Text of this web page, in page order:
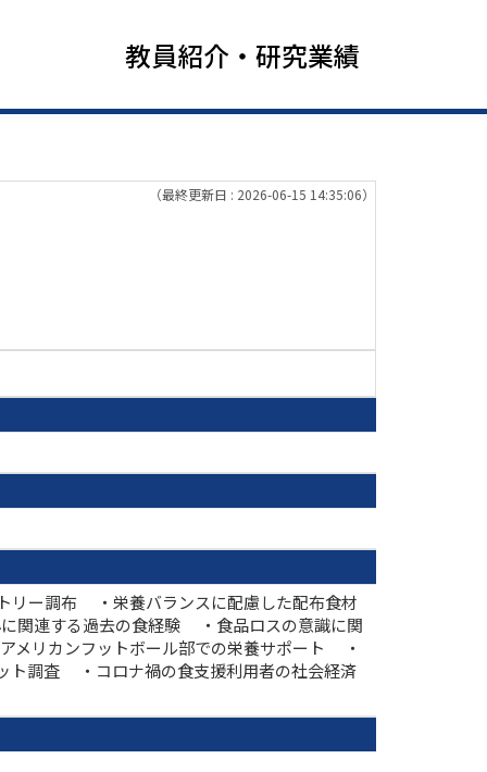
教員紹介・研究業績
（最終更新日 : 2026-06-15 14:35:06）
リー調布 ・栄養バランスに配慮した配布食材
連する過去の食経験 ・食品ロスの意識に関
リカンフットボール部での栄養サポート ・
ト調査 ・コロナ禍の食支援利用者の社会経済